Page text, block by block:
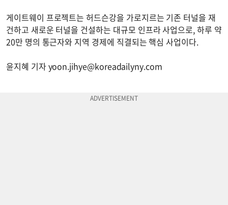
게이트웨이 프로젝트는 허드슨강을 가로지르는 기존 터널을 재
건하고 새로운 터널을 건설하는 대규모 인프라 사업으로, 하루 약
20만 명의 통근자와 지역 경제에 직결되는 핵심 사업이다.
윤지혜 기자yoon.jihye@koreadailyny.com